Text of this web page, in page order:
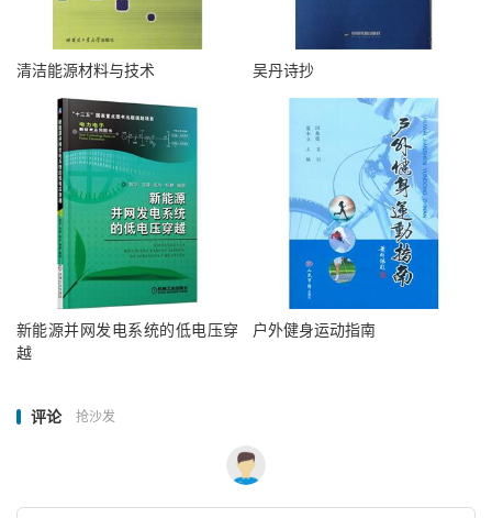
清洁能源材料与技术 吴丹诗抄
新能源并网发电系统的低电压穿
越
户外健身运动指南
评论 抢沙发